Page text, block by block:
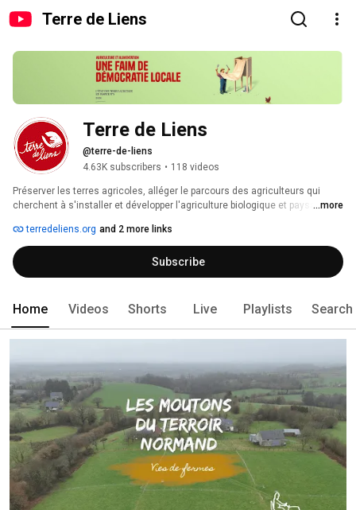
Terre de Liens
Terre de Liens
@terre-de-liens
4.63K subscribers • 118 videos
Préserver les terres agricoles, alléger le parcours des agriculteurs qui
cherchent à s'installer et développer l'agriculture biologique et paysanne :
en France depuis 2003. Le mouvement s’appuie sur une dynamique
citoyenne novatrice : l’épargne et les dons du public permettent d’acquérir
du foncier agricole et de recréer du lien entre paysans et citoyens pour
préserver les fermes à travers les générations. Ces lieux sont ensuite
biodiversité et le respect des sols.
...more
terredeliens.org and 2 more links
Subscribe
Home Videos Shorts Live Playlists Search